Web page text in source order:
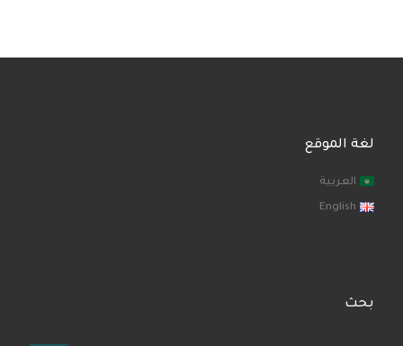
لغة الموقع
العربية
English
بحث